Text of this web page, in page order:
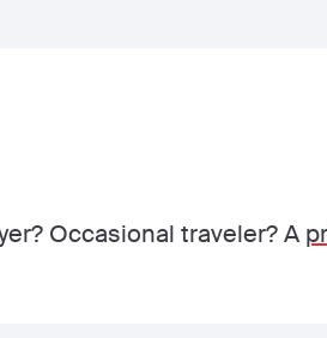
Occasional traveler? A